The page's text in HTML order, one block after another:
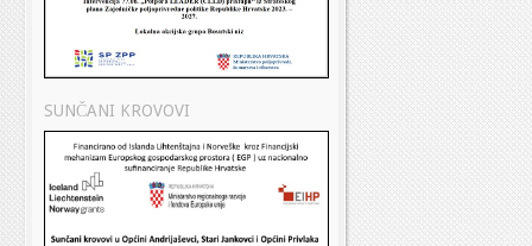
SUNČANI KROVOVI